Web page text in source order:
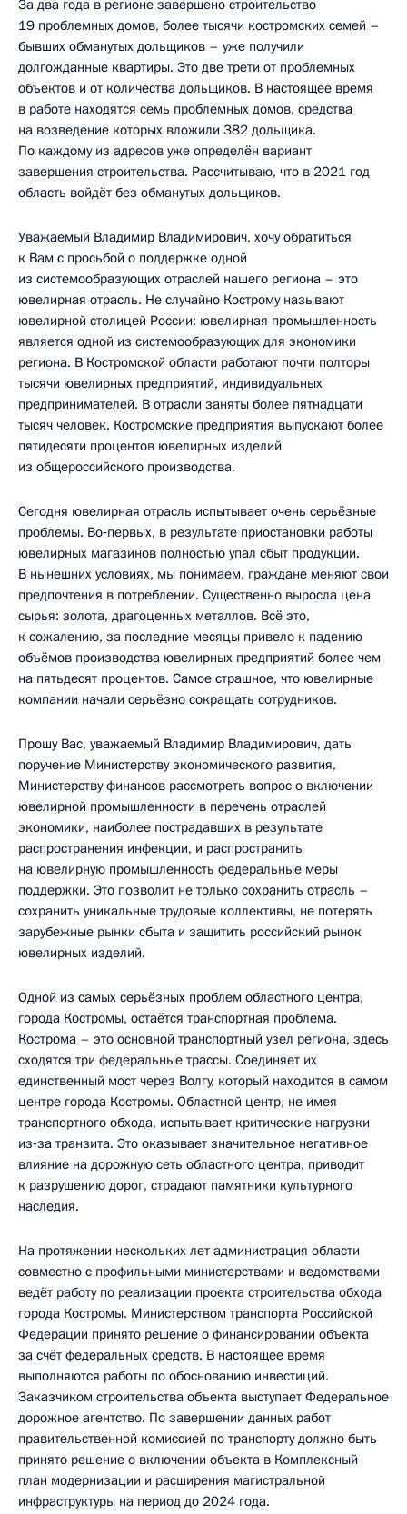
За два года в регионе завершено строительство
19 проблемных домов, более тысячи костромских семей –
бывших обманутых дольщиков – уже получили
долгожданные квартиры. Это две трети от проблемных
объектов и от количества дольщиков. В настоящее время
в работе находятся семь проблемных домов, средства
на возведение которых вложили 382 дольщика.
По каждому из адресов уже определён вариант
завершения строительства. Рассчитываю, что в 2021 год
область войдёт без обманутых дольщиков.
Уважаемый Владимир Владимирович, хочу обратиться
к Вам с просьбой о поддержке одной
из системообразующих отраслей нашего региона – это
ювелирная отрасль. Не случайно Кострому называют
ювелирной столицей России: ювелирная промышленность
является одной из системообразующих для экономики
региона. В Костромской области работают почти полторы
тысячи ювелирных предприятий, индивидуальных
предпринимателей. В отрасли заняты более пятнадцати
тысяч человек. Костромские предприятия выпускают более
пятидесяти процентов ювелирных изделий
из общероссийского производства.
Сегодня ювелирная отрасль испытывает очень серьёзные
проблемы. Во‑первых, в результате приостановки работы
ювелирных магазинов полностью упал сбыт продукции.
В нынешних условиях, мы понимаем, граждане меняют свои
предпочтения в потреблении. Существенно выросла цена
сырья: золота, драгоценных металлов. Всё это,
к сожалению, за последние месяцы привело к падению
объёмов производства ювелирных предприятий более чем
на пятьдесят процентов. Самое страшное, что ювелирные
компании начали серьёзно сокращать сотрудников.
Прошу Вас, уважаемый Владимир Владимирович, дать
поручение Министерству экономического развития,
Министерству финансов рассмотреть вопрос о включении
ювелирной промышленности в перечень отраслей
экономики, наиболее пострадавших в результате
распространения инфекции, и распространить
на ювелирную промышленность федеральные меры
поддержки. Это позволит не только сохранить отрасль –
сохранить уникальные трудовые коллективы, не потерять
зарубежные рынки сбыта и защитить российский рынок
ювелирных изделий.
Одной из самых серьёзных проблем областного центра,
города Костромы, остаётся транспортная проблема.
Кострома – это основной транспортный узел региона, здесь
сходятся три федеральные трассы. Соединяет их
единственный мост через Волгу, который находится в самом
центре города Костромы. Областной центр, не имея
транспортного обхода, испытывает критические нагрузки
из‑за транзита. Это оказывает значительное негативное
влияние на дорожную сеть областного центра, приводит
к разрушению дорог, страдают памятники культурного
наследия.
На протяжении нескольких лет администрация области
совместно с профильными министерствами и ведомствами
ведёт работу по реализации проекта строительства обхода
города Костромы. Министерством транспорта Российской
Федерации принято решение о финансировании объекта
за счёт федеральных средств. В настоящее время
выполняются работы по обоснованию инвестиций.
Заказчиком строительства объекта выступает Федеральное
дорожное агентство. По завершении данных работ
правительственной комиссией по транспорту должно быть
принято решение о включении объекта в Комплексный
план модернизации и расширения магистральной
инфраструктуры на период до 2024 года.